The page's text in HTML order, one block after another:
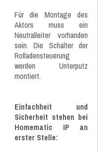
Für die Montage des
Aktors muss ein
Neutralleiter vorhanden
sein. Die Schalter der
Rolladensteuerung
werden Unterputz
montiert.
Einfachheit und
Sicherheit stehen bei
Homematic IP an
erster Stelle: